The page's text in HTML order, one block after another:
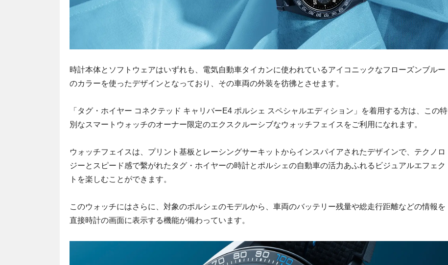
時計本体とソフトウェアはいずれも、電気自動車タイカンに使われているアイコニックなフローズンブルー
のカラーを使ったデザインとなっており、その車両の外装を彷彿とさせます。
「タグ・ホイヤー コネクテッド キャリバーE4 ポルシェ スペシャルエディション」を着用する方は、この特
別なスマートウォッチのオーナー限定のエクスクルーシブなウォッチフェイスをご利用になれます。
ウォッチフェイスは、プリント基板とレーシングサーキットからインスパイアされたデザインで、テクノロ
ジーとスピード感で繫がれたタグ・ホイヤーの時計とポルシェの自動車の活力あふれるビジュアルエフェク
トを楽しむことができます。
このウォッチにはさらに、対象のポルシェのモデルから、車両のバッテリー残量や総走行距離などの情報を
直接時計の画面に表示する機能が備わっています。